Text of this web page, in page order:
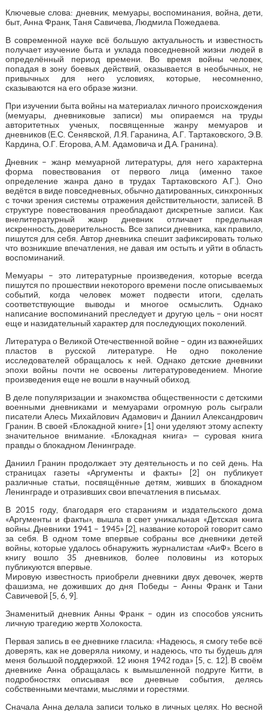
Ключевые слова: дневник, мемуары, воспоминания, война, дети,
быт, Анна Франк, Таня Савичева, Людмила Пожедаева.
В современной науке всё большую актуальность и известность
получает изучение быта и уклада повседневной жизни людей в
определённый период времени. Во время войны человек,
попадая в зону боевых действий, оказывается в необычных, не
привычных для него условиях, которые, несомненно,
сказываются на его образе жизни.
При изучении быта войны на материалах личного происхождения
(мемуары, дневниковые записи) мы опираемся на труды
авторитетных ученых, посвященные жанру мемуаров и
дневников (Е.С. Сенявской, Л.Я. Гаранина, А.Г. Тартаковского, Э.В.
Кардина, О.Г. Егорова, А.М. Адамовича и Д.А. Гранина).
Дневник – жанр мемуарной литературы, для него характерна
форма повествования от первого лица (именно такое
определение жанра дано в трудах Тартаковского А.Г.). Оно
ведётся в виде повседневных, обычно датированных, синхронных
с точки зрения системы отражения действительности, записей. В
структуре повествования преобладают дискретные записи. Как
внелитературный жанр дневник отличает предельная
искренность, доверительность. Все записи дневника, как правило,
пишутся для себя. Автор дневника спешит зафиксировать только
что возникшие впечатления, не давая им остыть и уйти в область
воспоминаний.
Мемуары – это литературные произведения, которые всегда
пишутся по прошествии некоторого времени после описываемых
событий, когда человек может подвести итоги, сделать
соответствующие выводы и многое осмыслить. Однако
написание воспоминаний преследует и другую цель – они носят
еще и назидательный характер для последующих поколений.
Литература о Великой Отечественной войне – один из важнейших
пластов в русской литературе. Не одно поколение
исследователей обращалось к ней. Однако детские дневники
эпохи войны почти не освоены литературоведением. Многие
произведения еще не вошли в научный обиход.
В деле популяризации и знакомства общественности с детскими
военными дневниками и мемуарами огромную роль сыграли
писатели Алесь Михайлович Адамович и Даниил Александрович
Гранин. В своей «Блокадной книге» [1] они уделяют этому аспекту
значительное внимание. «Блокадная книга» — суровая книга
правды о блокадном Ленинграде.
Даниил Гранин продолжает эту деятельность и по сей день. На
страницах газеты «Аргументы и факты» [2] он публикует
различные статьи, посвящённые детям, живших в блокадном
Ленинграде и отразивших свои впечатления в письмах.
В 2015 году, благодаря его стараниям и издательского дома
«Аргументы и факты», вышла в свет уникальная «Детская книга
войны. Дневники 1941 – 1945» [2], название которой говорит само
за себя. В одном томе впервые собраны все дневники детей
войны, которые удалось обнаружить журналистам «АиФ». Всего в
книгу вошло 35 дневников, более половины из которых
публикуются впервые.
Мировую известность приобрели дневники двух девочек, жертв
фашизма, не доживших до дня Победы – Анны Франк и Тани
Савичевой [5, 6, 9].
Знаменитый дневник Анны Франк – один из способов уяснить
личную трагедию жертв Холокоста.
Первая запись в ее дневнике гласила: «Надеюсь, я смогу тебе всё
доверять, как не доверяла никому, и надеюсь, что ты будешь для
меня большой поддержкой. 12 июня 1942 года» [5, с. 12]. В своём
дневнике Анна обращалась к вымышленной подруге Китти, в
подробностях описывая все дневные события, делясь
собственными мечтами, мыслями и горестями.
Сначала Анна делала записи только в личных целях. Но весной